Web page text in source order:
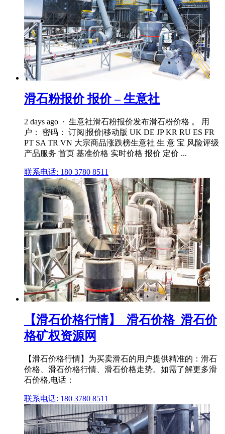
滑石粉报价 报价 – 生意社
2 days ago · 生意社滑石粉报价发布滑石粉价格 。 用
户： 密码： 订阅|报价|移动版 UK DE JP KR RU ES FR
PT SA TR VN 大宗商品涨跌榜生意社 生 意 宝 风险评级
产品服务 首页 基准价格 实时价格 报价 定价 ...
联系电话: 180 3780 8511
【滑石价格行情】_滑石价格_滑石价
格矿权资源网
【滑石价格行情】为买卖滑石的用户提供精准的：滑石
价格、滑石价格行情、滑石价格走势。如需了解更多滑
石价格,电话：
联系电话: 180 3780 8511